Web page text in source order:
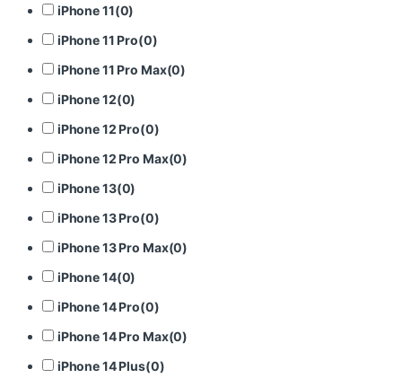
iPhone 11(0)
iPhone 11 Pro(0)
iPhone 11 Pro Max(0)
iPhone 12(0)
iPhone 12 Pro(0)
iPhone 12 Pro Max(0)
iPhone 13(0)
iPhone 13 Pro(0)
iPhone 13 Pro Max(0)
iPhone 14(0)
iPhone 14 Pro(0)
iPhone 14 Pro Max(0)
iPhone 14 Plus(0)